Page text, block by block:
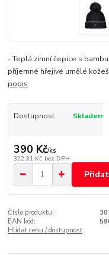
- Teplá zimní čepice s
příjemné hřejivé umělé
popis
Dostupnost Skladem
390 Kč/ks
322,31 Kč bez DPH
Číslo produktu:
EAN kód:
Hlídat cenu / dostupnost